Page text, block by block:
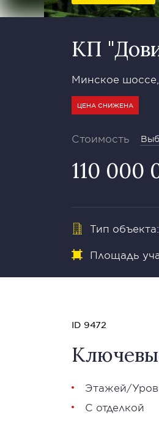
КП
Минское
ЦЕНА СНИЖЕНА
Стоимость
110 000
Тип
Площадь
ID 9472
Этажей/
С отделкой